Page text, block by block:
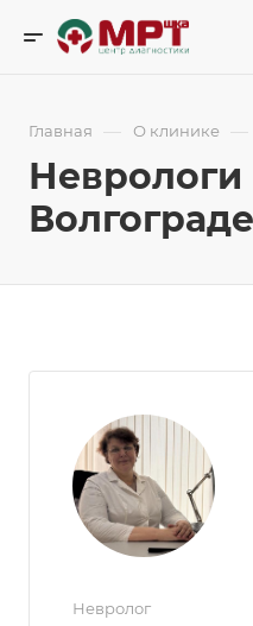
Главная — О клинике —
Неврологи
Волгограде
Невролог